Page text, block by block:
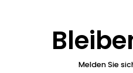
Melden Sie